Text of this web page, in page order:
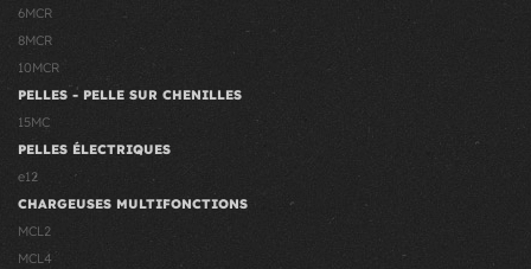
6MCR
8MCR
10MCR
PELLES - PELLE SUR CHENILLES
15MC
PELLES ÉLECTRIQUES
e12
CHARGEUSES MULTIFONCTIONS
MCL2
MCL4